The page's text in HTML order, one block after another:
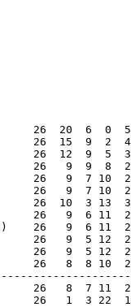
66  Champions
2  47-14  54
45  [aka COB]
36  [aka CSK]
34
10  25-27  34
33  [aka ESD]
31  Relegated